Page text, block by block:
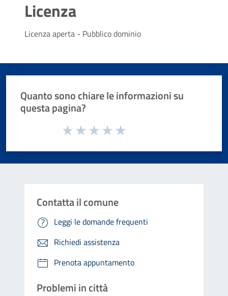
Licenza
Licenza aperta - Pubblico dominio
Quanto sono chiare le informazioni su
questa pagina?
Valuta da 1 a 5 stelle la pagina
Contatta il comune
Leggi le domande frequenti
Richiedi assistenza
Prenota appuntamento
Problemi in città